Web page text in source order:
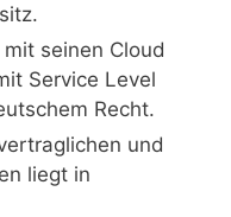
seinen Cloud
Service Level
Recht.
und
liegt in